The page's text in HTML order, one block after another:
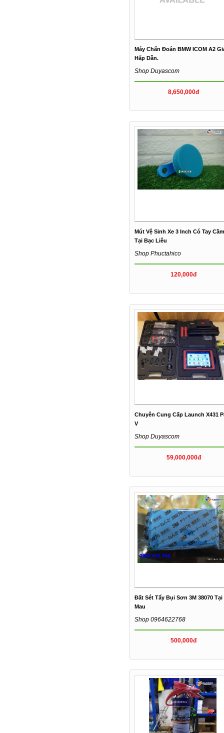
Máy Chẩn Đoán BMW ICOM A2
Hấp Dẫn.
Shop Duyascom
8,650,000đ
Mút Vệ Sinh Xe 3 Inch Có Tay Cầm
Tại Bạc Liêu
Shop Phuctahico
120,000đ
Chuyên Cung Cấp Launch X431
V
Shop Duyascom
59,000,000đ
Đất Sét Tẩy Bụi Sơn 3M 38070 Tại
Mau
Shop 0964622768
500,000đ